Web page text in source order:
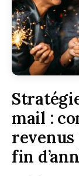
mail :
revenus
fin